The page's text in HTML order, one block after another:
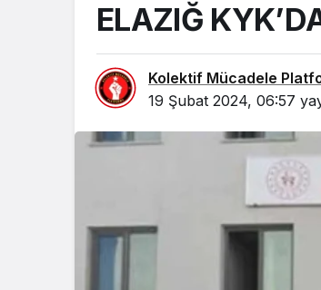
ELAZIĞ
Kolektif Mücadele
19 Şubat 2024, 06:57